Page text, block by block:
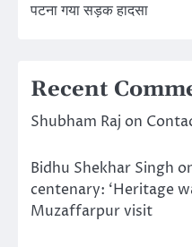
पटना गया सड़क हादसा
Recent
Shubham Raj on
Bidhu Shekhar Singh
centenary: ‘Heritage
Muzaffarpur visit